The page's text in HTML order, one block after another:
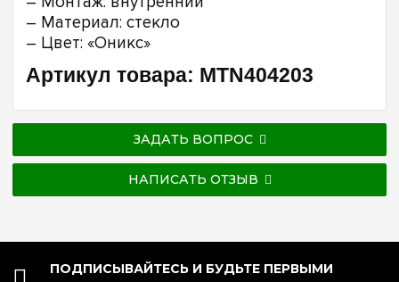
– Материал: стекло
– Цвет: «Оникс»
Артикул товара: MTN404203
ЗАДАТЬ ВОПРОС
НАПИСАТЬ ОТЗЫВ
ПОДПИСЫВАЙТЕСЬ И БУДЬТЕ ПЕРВЫМИ